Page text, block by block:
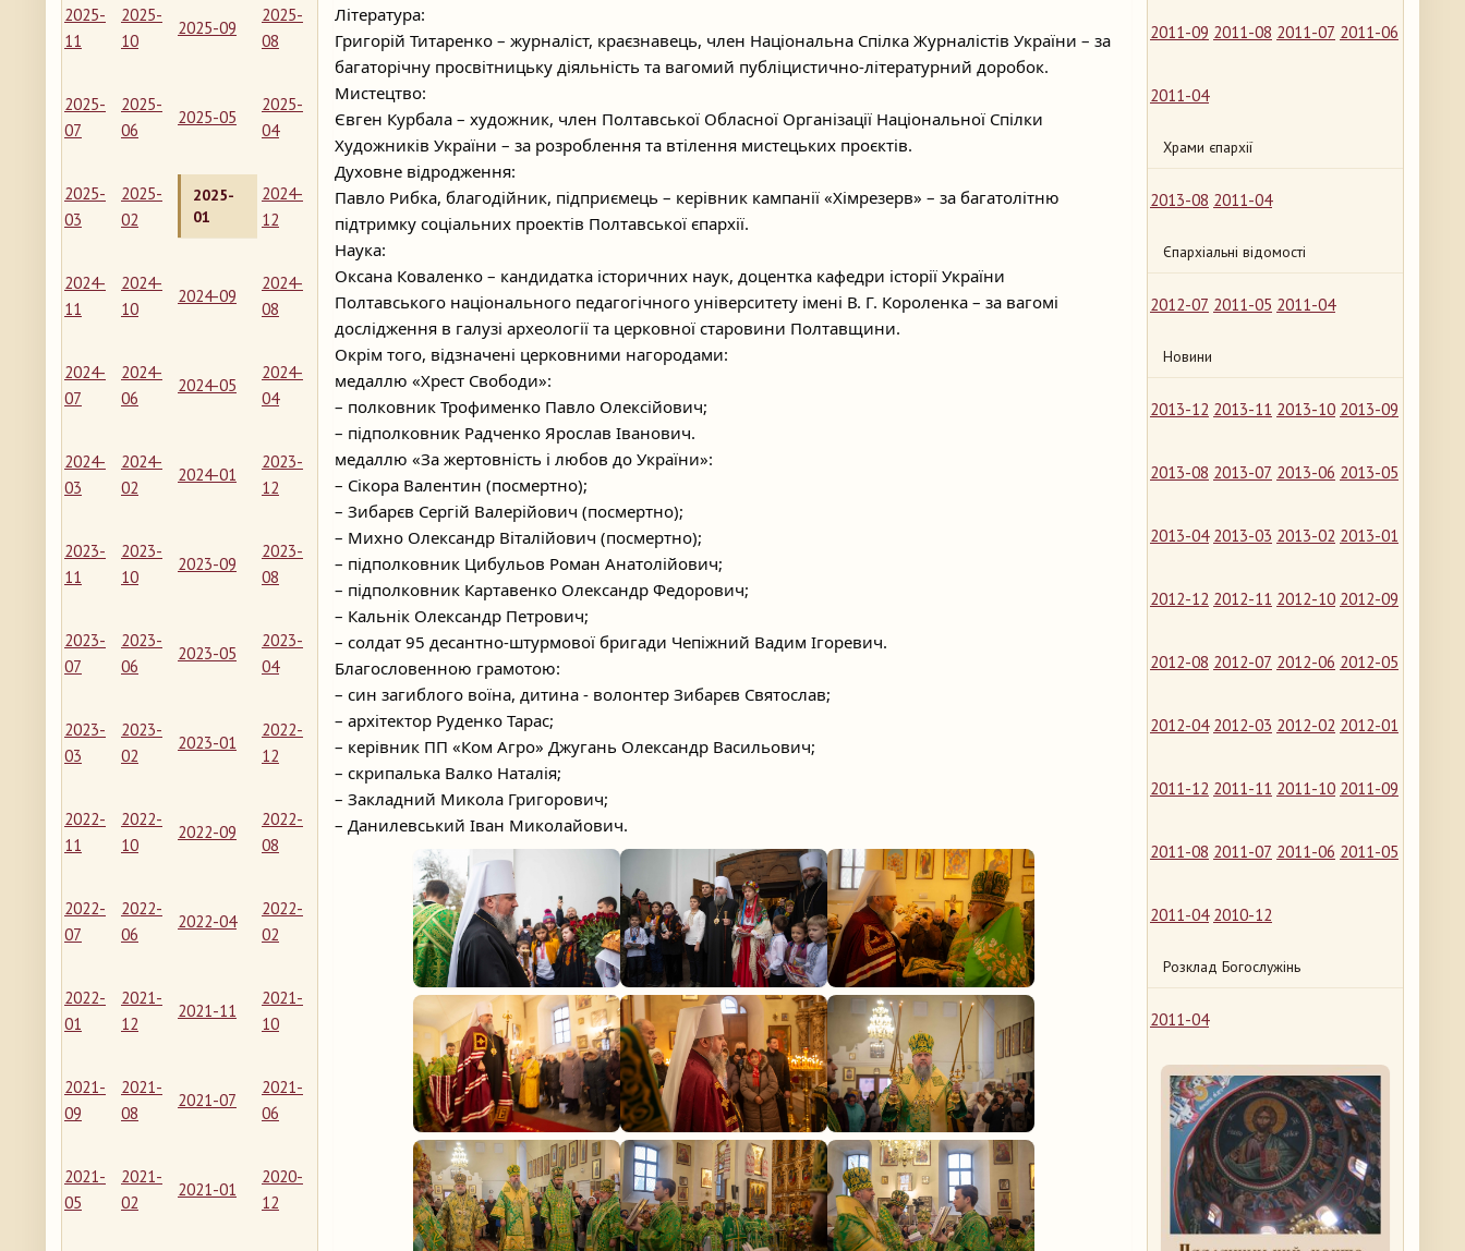
2025-
11
2025-
10
2025-09
2025-
08
2025-
07
2025-
06
2025-05
2025-
04
2025-
03
2025-
02
2025-
01
2024-
12
2024-
11
2024-
10
2024-09
2024-
08
2024-
07
2024-
06
2024-05
2024-
04
2024-
03
2024-
02
2024-01
2023-
12
2023-
11
2023-
10
2023-09
2023-
08
2023-
07
2023-
06
2023-05
2023-
04
2023-
03
2023-
02
2023-01
2022-
12
2022-
11
2022-
10
2022-09
2022-
08
2022-
07
2022-
06
2022-04
2022-
02
2022-
01
2021-
12
2021-11
2021-
10
2021-
09
2021-
08
2021-07
2021-
06
2021-
05
2021-
02
2021-01
2020-
12
2011-09 2011-08 2011-07 2011-06
2011-04
Храми єпархії
2013-08 2011-04
Єпархіальні відомості
2012-07 2011-05 2011-04
Новини
2013-12 2013-11 2013-10 2013-09
2013-08 2013-07 2013-06 2013-05
2013-04 2013-03 2013-02 2013-01
2012-12 2012-11 2012-10 2012-09
2012-08 2012-07 2012-06 2012-05
2012-04 2012-03 2012-02 2012-01
2011-12 2011-11 2011-10 2011-09
2011-08 2011-07 2011-06 2011-05
2011-04 2010-12
Розклад Богослужінь
2011-04
Література:
Григорій Титаренко – журналіст, краєзнавець, член Національна Спілка Журналістів України – за
багаторічну просвітницьку діяльність та вагомий публіцистично-літературний доробок.
Мистецтво:
Євген Курбала – художник, член Полтавської Обласної Організації Національної Спілки
Художників України – за розроблення та втілення мистецьких проєктів.
Духовне відродження:
Павло Рибка, благодійник, підприємець – керівник кампанії «Хімрезерв» – за багатолітню
підтримку соціальних проектів Полтавської єпархії.
Наука:
Оксана Коваленко – кандидатка історичних наук, доцентка кафедри історії України
Полтавського національного педагогічного університету імені В. Г. Короленка – за вагомі
дослідження в галузі археології та церковної старовини Полтавщини.
Окрім того, відзначені церковними нагородами:
медаллю «Хрест Свободи»:
– полковник Трофименко Павло Олексійович;
– підполковник Радченко Ярослав Іванович.
медаллю «За жертовність і любов до України»:
– Сікора Валентин (посмертно);
– Зибарєв Сергій Валерійович (посмертно);
– Михно Олександр Віталійович (посмертно);
– підполковник Цибульов Роман Анатолійович;
– підполковник Картавенко Олександр Федорович;
– Кальнік Олександр Петрович;
– солдат 95 десантно-штурмової бригади Чепіжний Вадим Ігоревич.
Благословенною грамотою:
– син загиблого воїна, дитина - волонтер Зибарєв Святослав;
– архітектор Руденко Тарас;
– керівник ПП «Ком Агро» Джугань Олександр Васильович;
– скрипалька Валко Наталія;
– Закладний Микола Григорович;
– Данилевський Іван Миколайович.